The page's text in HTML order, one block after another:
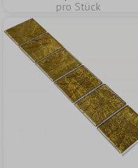
pro Stück